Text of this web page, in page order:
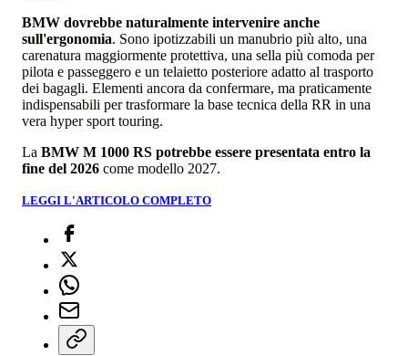
BMW dovrebbe naturalmente intervenire anche
sull'ergonomia. Sono ipotizzabili un manubrio più alto, una
carenatura maggiormente protettiva, una sella più comoda per
pilota e passeggero e un telaietto posteriore adatto al trasporto
dei bagagli. Elementi ancora da confermare, ma praticamente
indispensabili per trasformare la base tecnica della RR in una
vera hyper sport touring.
La BMW M 1000 RS potrebbe essere presentata entro la
fine del 2026 come modello 2027.
LEGGI L'ARTICOLO COMPLETO